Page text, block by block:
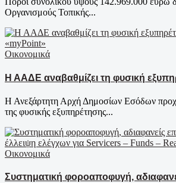
Οργανισμούς Τοπικής...
Οικονομικά
Η ΑΑΔΕ αναβαθμίζει τη φυσική
Η Ανεξάρτητη Αρχή Δημοσίων Εσόδων
της φυσικής εξυπηρέτησης...
Οικονομικά
Συστηματική φοροαποφυγή,